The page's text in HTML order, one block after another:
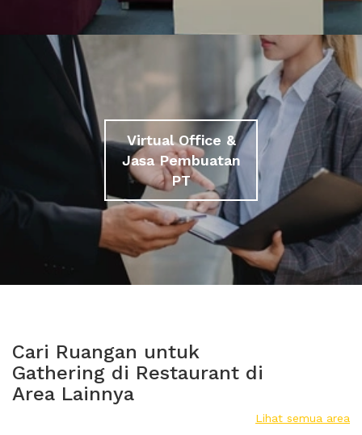
Virtual Office &
Jasa Pembuatan
PT
Cari Ruangan untuk
Gathering di Restaurant di
Area Lainnya
Lihat semua area